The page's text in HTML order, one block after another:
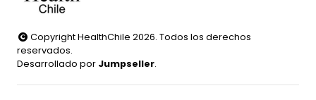
Copyright HealthChile 2026. Todos los derechos
reservados.
Desarrollado por Jumpseller.